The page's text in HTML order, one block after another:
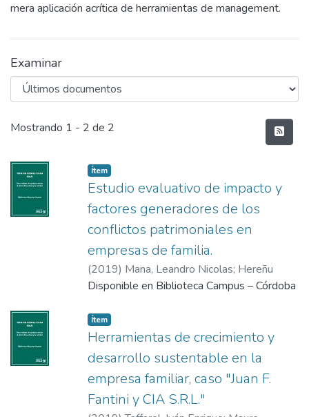
mera aplicación acrítica de herramientas de management.
Examinar
Últimos documentos
Mostrando 1 - 2 de 2
Item type:
Ítem,
Estudio evaluativo de impacto y
factores generadores de los
conflictos patrimoniales en
empresas de familia.
(2019) Mana, Leandro Nicolas; Hereñu
Disponible en Biblioteca Campus – Córdoba
Item type:
Ítem,
Herramientas de crecimiento y
desarrollo sustentable en la
empresa familiar, caso "Juan F.
Fantini y CIA S.R.L."